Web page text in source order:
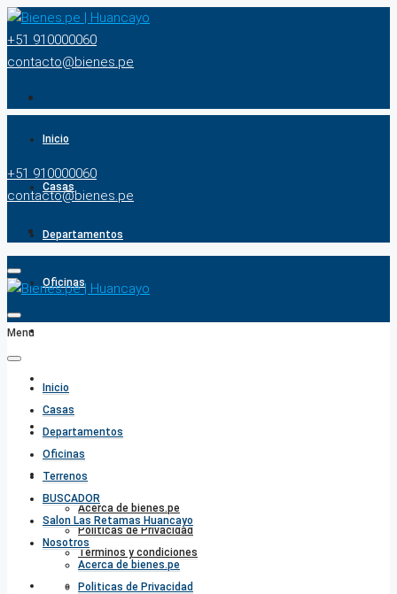
+51 910000060
contacto@bienes.pe
Inicio
Casas
Departamentos
Oficinas
Salon Las Retamas Huancayo
Nosotros
Acerca de bienes.pe
Politicas de Privacidad
Terminos y condiciones
Favorito0
+51 910000060
contacto@bienes.pe
Menu
Inicio
Casas
Departamentos
Oficinas
Terrenos
BUSCADOR
Salon Las Retamas Huancayo
Nosotros
Acerca de bienes.pe
Politicas de Privacidad